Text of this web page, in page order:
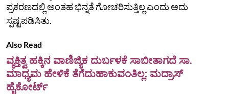
ಪ್ರಕರಣದಲ್ಲಿ ಅಂತಹ ಭಿನ್ನತೆ ಗೋಚರಿಸುತ್ತಿಲ್ಲ ಎಂದು ಅದು
ಸ್ಪಷ್ಟಪಡಿಸಿತು.
Also Read
ವ್ಯಕ್ತಿತ್ವ ಹಕ್ಕಿನ ವಾಣಿಜ್ಯಿಕ ದುರ್ಬಳಕೆ ಸಾಬೀತಾಗದೆ ಸಾ.
ಮಾಧ್ಯಮ ಹೇಳಿಕೆ ತೆಗೆದುಹಾಕುವಂತಿಲ್ಲ: ಮದ್ರಾಸ್
ಹೈಕೋರ್ಟ್